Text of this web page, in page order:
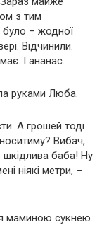
з тим
було – жодної
Відчинили.
І ананас.
руками Люба.
А грошей тоді
Вибач,
шкідлива баба! Ну
ніякі метри, –
маминою сукнею.